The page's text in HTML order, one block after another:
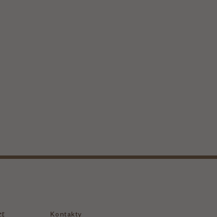
Kontakty